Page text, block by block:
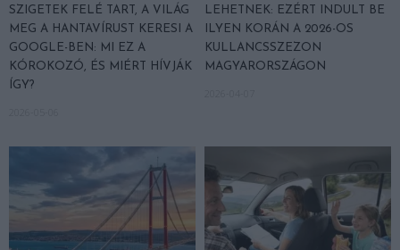
SZIGETEK FELÉ TART, A VILÁG
MEG A HANTAVÍRUST KERESI A
GOOGLE-BEN: MI EZ A
KÓROKOZÓ, ÉS MIÉRT HÍVJÁK
ÍGY?
LEHETNEK: EZÉRT INDULT BE
ILYEN KORÁN A 2026-OS
KULLANCSSZEZON
MAGYARORSZÁGON